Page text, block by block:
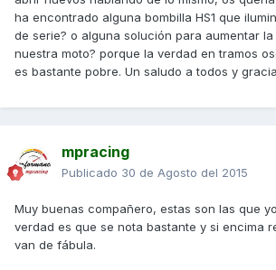
ha encontrado alguna bombilla HS1 que
de serie? o alguna solución para aumentar
nuestra moto? porque la verdad en tramos
es bastante pobre. Un saludo a todos y
mpracing
Publicado 30 de Agosto del 2015
Muy buenas compañero, estas son las que
verdad es que se nota bastante y si encima
van de fábula.